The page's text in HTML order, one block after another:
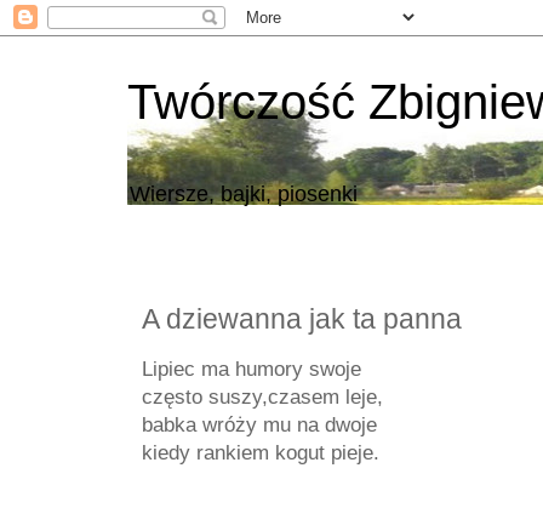
Twórczość
Wiersze, bajki, piosenki
A dziewanna jak ta panna
Lipiec ma humory swoje
często suszy,czasem leje,
babka wróży mu na dwoje
kiedy rankiem kogut pieje.